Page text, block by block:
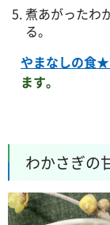
煮あがったわ
る。
やまなしの食★
ます。
わかさぎの